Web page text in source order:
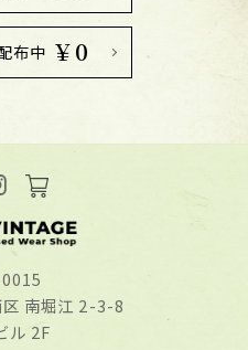
布中 ￥0
南堀江 2-3-8
ル 2F